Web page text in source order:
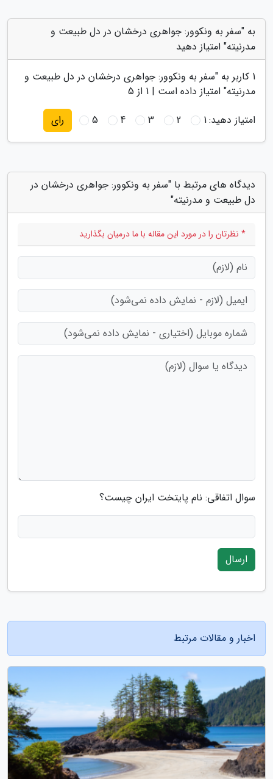
به "سفر به ونکوور: جواهری درخشان در دل طبیعت و
مدرنیته" امتیاز دهید
1 کاربر به "سفر به ونکوور: جواهری درخشان در دل طبیعت و
مدرنیته" امتیاز داده است | 1 از 5
امتیاز دهید:1
2
3
4
5 رای
دیدگاه های مرتبط با "سفر به ونکوور: جواهری درخشان در
دل طبیعت و مدرنیته"
* نظرتان را در مورد این مقاله با ما درمیان بگذارید
سوال اتفاقی: نام پایتخت ایران چیست؟
ارسال
اخبار و مقالات مرتبط